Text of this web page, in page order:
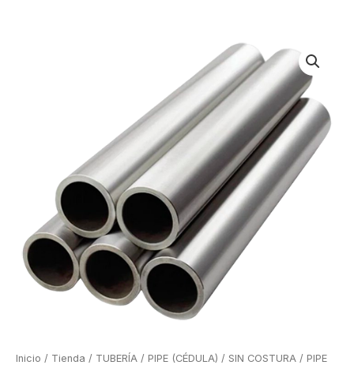
Inicio / Tienda / TUBERÍA / PIPE (CÉDULA) / SIN COSTURA / PIPE